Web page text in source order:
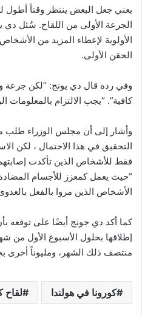
يعني جعل البعض ينتظر وقتاً أطول
الجرعة الأولى من اللقاح. سُئل دي
الأولوية لإعطاء المزيد من
الحقن الأولى.
وفي رده قال دي يونج: “لكن جرعة
كافية”. “يجب الالتزام
وأشار إلى أن مجلس الوزراء طلب
التحقيق في هذا الاحتمال ، لكن
فقط للأشخاص الذين تأكدت
“حيث يعمل كمعزز للأجسام
الأشخاص الذين مروا بالفعل
كما أكد دي جونج أيضًا على توقعه
إطلاقها بحلول الأسبوع الأول من
منتصف ذلك الشهر، ومليوناً أخرى
كورونا في هولندا لقاح